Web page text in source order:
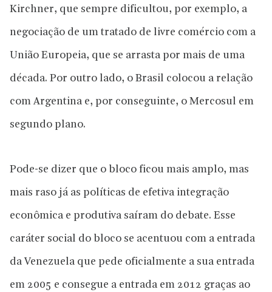
Kirchner, que sempre dificultou, por exemplo, a
negociação de um tratado de livre comércio com a
União Europeia, que se arrasta por mais de uma
década. Por outro lado, o Brasil colocou a relação
com Argentina e, por conseguinte, o Mercosul em
segundo plano.
Pode-se dizer que o bloco ficou mais amplo, mas
mais raso já as políticas de efetiva integração
econômica e produtiva saíram do debate. Esse
caráter social do bloco se acentuou com a entrada
da Venezuela que pede oficialmente a sua entrada
em 2005 e consegue a entrada em 2012 graças ao